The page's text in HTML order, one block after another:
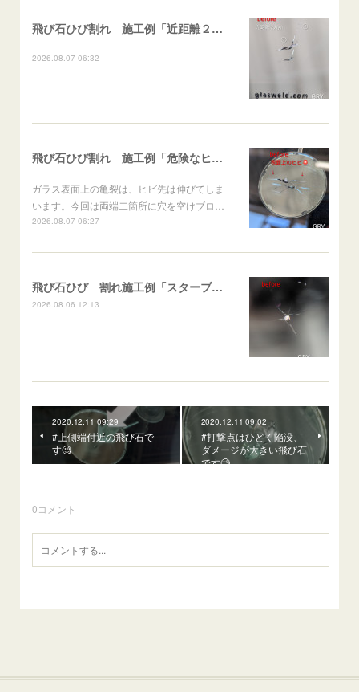
飛び石ひび割れ 施工例「近距離２箇所・パーシャル系+ストレート系」CX-8
2026.08.07 06:32
飛び石ひび割れ 施工例「危険なヒビ🚨⚠️表面上亀裂」ジムニー
ガラス表面上の亀裂は、ヒビ先は伸びてしま
います。今回は両端二箇所に穴を空けブロ…
2026.08.07 06:27
飛び石ひび 割れ施工例「スターブレイク系」 フリード
2026.08.06 12:13
2020.12.11 09:29
#上側端付近の飛び石で
す🧐
2020.12.11 09:02
#打撃点はひどく陥没、
ダメージが大きい飛び石
です🧐
0コメント